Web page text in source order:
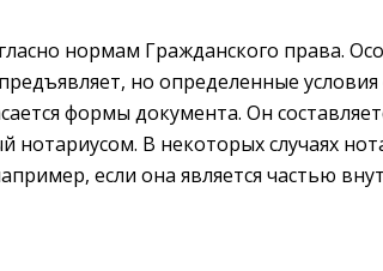
нормам Гражданского права.
но определенные
формы документа. Он
нотариусом. В некоторых случаях
если она является частью